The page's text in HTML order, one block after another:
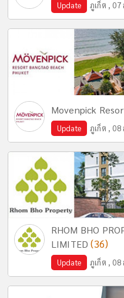
Update ภูเก็ต , 07
Movenpick
Update ภูเก็ต , 08
RHOM BHO
LIMITED(36)
Update ภูเก็ต , 08